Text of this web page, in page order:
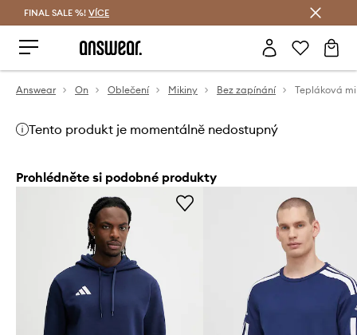
FINAL SALE %! VÍCE
Answear On Oblečení Mikiny Bez zapínání
Tento produkt je momentálně nedostupný
Prohlédněte si podobné produkty